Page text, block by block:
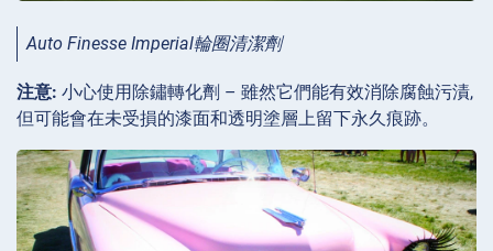
Auto Finesse Imperial輪圈清潔劑
注意: 小心使用除鏽轉化劑 – 雖然它們能有效消除腐蝕污漬,
但可能會在未受損的漆面和透明塗層上留下永久痕跡。